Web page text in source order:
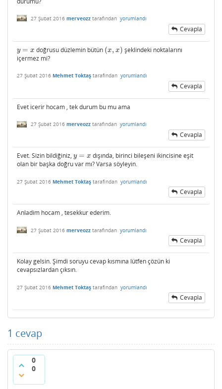
27 Şubat 2016 merveozz tarafından yorumlandı
Cevapla
y = x
y=x doğrusu düzlemin bütün (x, x)
(x,x )
şeklindeki noktalarını
içermez mi?
27 Şubat 2016 Mehmet Toktaş tarafından yorumlandı
Cevapla
Evet icerir hocam , tek durum bu mu ama
27 Şubat 2016 merveozz tarafından yorumlandı
Cevapla
Evet. Sizin bildiğiniz, y = x
y=x
dışında, birinci bileşeni ikincisine eşit
olan bir başka doğru var mı? Varsa söyleyin.
27 Şubat 2016 Mehmet Toktaş tarafından yorumlandı
Cevapla
Anladim hocam , tesekkur ederim.
27 Şubat 2016 merveozz tarafından yorumlandı
Cevapla
Kolay gelsin. Şimdi soruyu cevap kısmına lütfen çözün ki
cevapsızlardan çıksın.
27 Şubat 2016 Mehmet Toktaş tarafından yorumlandı
Cevapla
1 cevap
0
0